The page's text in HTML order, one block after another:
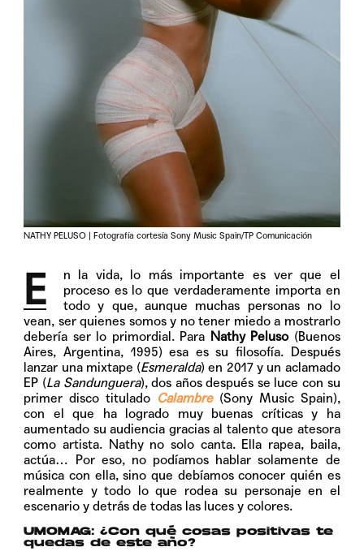
NATHY PELUSO | Fotografía cortesía Sony Music Spain/TP Comunicación
E
n la vida, lo más importante es ver que el
proceso es lo que verdaderamente importa en
todo y que, aunque muchas personas no lo
vean, ser quienes somos y no tener miedo a mostrarlo
debería ser lo primordial. Para Nathy Peluso(Buenos
Aires, Argentina, 1995) esa es su filosofía. Después
lanzar una mixtape (Esmeralda) en 2017 y un aclamado
EP (La Sandunguera), dos años después se luce con su
primer disco titulado Calambre(Sony Music Spain),
con el que ha logrado muy buenas críticas y ha
aumentado su audiencia gracias al talento que atesora
como artista. Nathy no solo canta. Ella rapea, baila,
actúa… Por eso, no podíamos hablar solamente de
música con ella, sino que debíamos conocer quién es
realmente y todo lo que rodea su personaje en el
escenario y detrás de todas las luces y colores.
UMOMAG: ¿Con qué cosas positivas te
quedas de este año?